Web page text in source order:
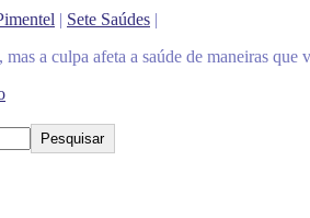
| Sete Saúdes |
mas a culpa afeta a saúde de maneiras
Pesquisar